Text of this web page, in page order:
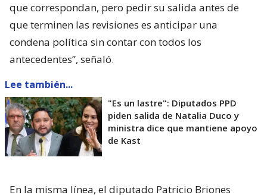
que correspondan, pero pedir su salida antes de
que terminen las revisiones es anticipar una
condena política sin contar con todos los
antecedentes”, señaló.
Lee también...
"Es un lastre": Diputados PPD
piden salida de Natalia Duco y
ministra dice que mantiene apoyo
de Kast
En la misma línea, el diputado Patricio Briones